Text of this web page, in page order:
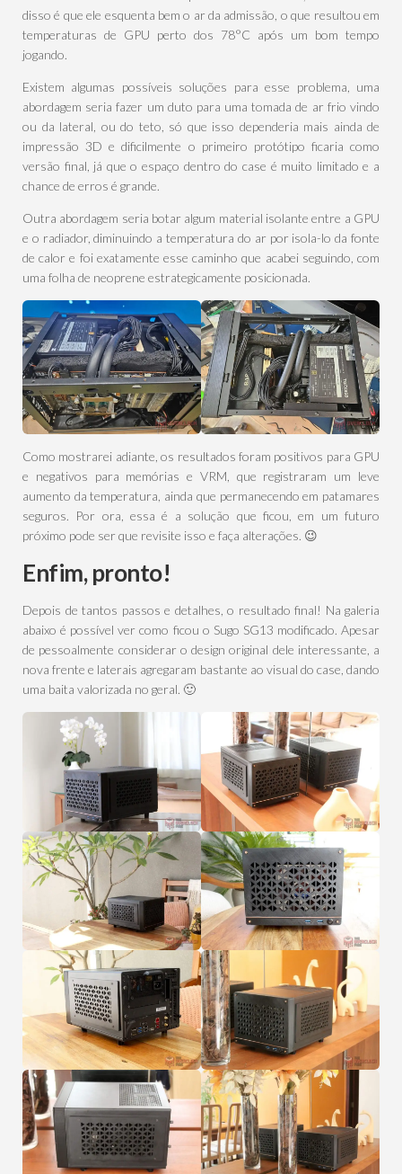
disso é que ele esquenta bem o ar da admissão, o que resultou em
temperaturas de GPU perto dos 78°C após um bom tempo
jogando.
Existem algumas possíveis soluções para esse problema, uma
abordagem seria fazer um duto para uma tomada de ar frio vindo
ou da lateral, ou do teto, só que isso dependeria mais ainda de
impressão 3D e dificilmente o primeiro protótipo ficaria como
versão final, já que o espaço dentro do case é muito limitado e a
chance de erros é grande.
Outra abordagem seria botar algum material isolante entre a GPU
e o radiador, diminuindo a temperatura do ar por isola-lo da fonte
de calor e foi exatamente esse caminho que acabei seguindo, com
uma folha de neoprene estrategicamente posicionada.
Como mostrarei adiante, os resultados foram positivos para GPU
e negativos para memórias e VRM, que registraram um leve
aumento da temperatura, ainda que permanecendo em patamares
seguros. Por ora, essa é a solução que ficou, em um futuro
próximo pode ser que revisite isso e faça alterações. 😉
Enfim, pronto!
Depois de tantos passos e detalhes, o resultado final! Na galeria
abaixo é possível ver como ficou o Sugo SG13 modificado. Apesar
de pessoalmente considerar o design original dele interessante, a
nova frente e laterais agregaram bastante ao visual do case, dando
uma baita valorizada no geral. 🙂